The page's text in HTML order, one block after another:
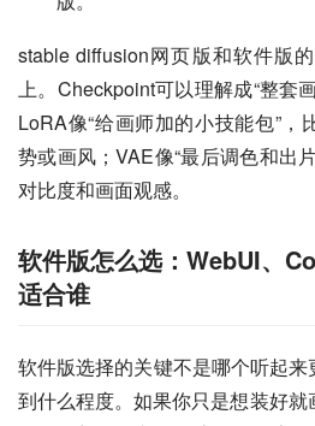
stable diffusion网页版和软件版
上。Checkpoint可以理解成“整套
LoRA像“给画师加的小技能包”，
势或画风；VAE像“最后调色和出
对比度和画面观感。
软件版怎么选：WebUI、
适合谁
软件版选择的关键不是哪个听起
到什么程度。如果你只是想装好就